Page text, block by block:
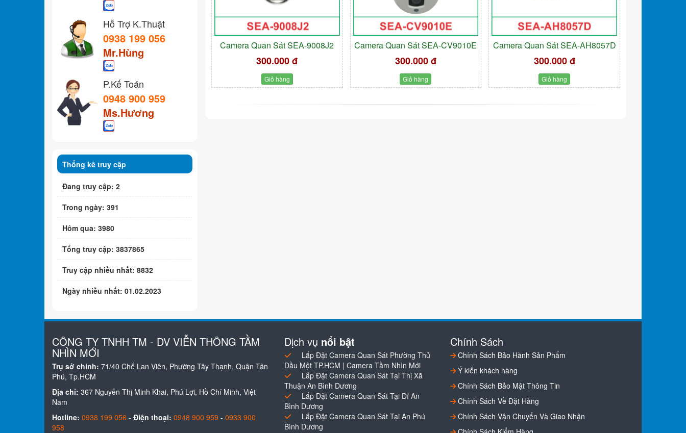
Camera Quan Sát SEA-9008J2
300.000 đ
Giỏ hàng
Camera Quan Sát SEA-CV9010E
300.000 đ
Giỏ hàng
Camera Quan Sát SEA-AH8057D
300.000 đ
Giỏ hàng
Hỗ Trợ K.Thuật
0938 199 056
Mr.Hùng
P.Kế Toán
0948 900 959
Ms.Hương
Thống kê truy cập
Đang truy cập: 2
Trong ngày: 391
Hôm qua: 3980
Tổng truy cập: 3837865
Truy cập nhiều nhất: 8832
Ngày nhiều nhất: 01.02.2023
CÔNG TY TNHH TM - DV VIỄN THÔNG TẦM
NHÌN MỚI
Trụ sở chính: 71/40 Chế Lan Viên, Phường Tây Thạnh, Quận Tân
Phú, Tp.HCM
Địa chỉ: 367 Nguyễn Thị Minh Khai, Phú Lợi, Hồ Chí Minh, Việt
Nam
Hotline: 0938 199 056 - Điện thoại: 0948 900 959 - 0933 900
958
Dịch vụ nổi bật
Lắp Đặt Camera Quan Sát Phường Thủ
Dầu Một TP.HCM | Camera Tầm Nhìn Mới
Lắp Đặt Camera Quan Sát Tại Thị Xã
Thuận An Bình Dương
Lắp Đặt Camera Quan Sát Tại Dĩ An
Bình Dương
Lắp Đặt Camera Quan Sát Tại An Phú
Bình Dương
Chính Sách
Chính Sách Bảo Hành Sản Phẩm
Ý kiến khách hàng
Chính Sách Bảo Mật Thông Tin
Chính Sách Về Đặt Hàng
Chính Sách Vận Chuyển Và Giao Nhận